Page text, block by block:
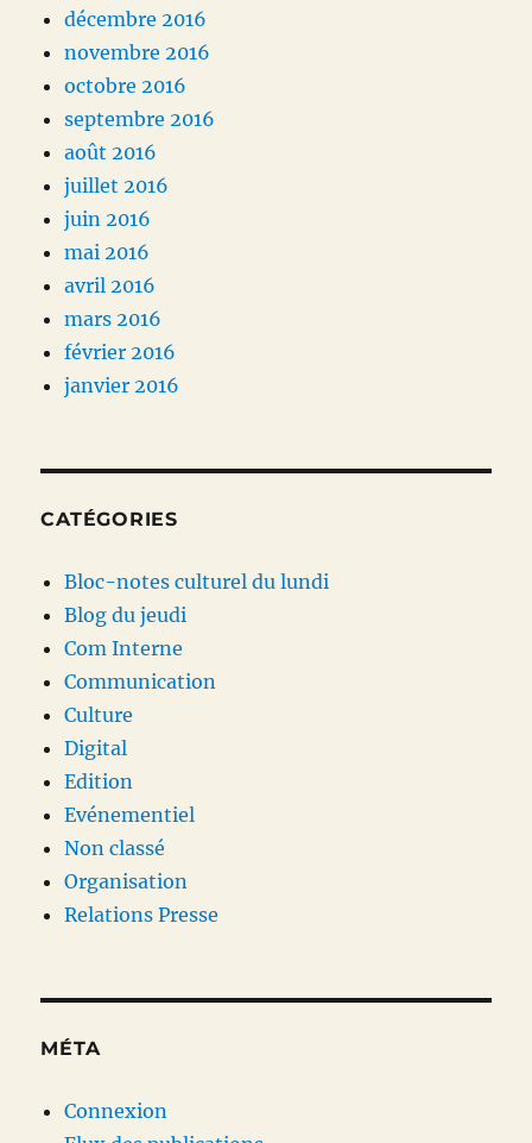
décembre 2016
novembre 2016
octobre 2016
septembre 2016
août 2016
juillet 2016
juin 2016
mai 2016
avril 2016
mars 2016
février 2016
janvier 2016
CATÉGORIES
Bloc-notes culturel du lundi
Blog du jeudi
Com Interne
Communication
Culture
Digital
Edition
Evénementiel
Non classé
Organisation
Relations Presse
MÉTA
Connexion